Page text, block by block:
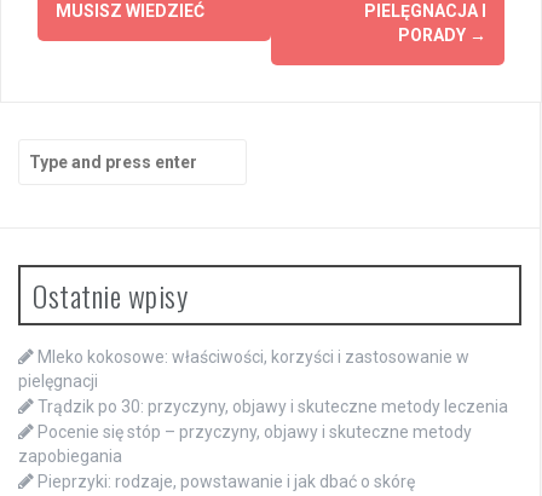
MUSISZ WIEDZIEĆ
PIELĘGNACJA I
PORADY →
Search
for:
Ostatnie wpisy
Mleko kokosowe: właściwości, korzyści i zastosowanie w
pielęgnacji
Trądzik po 30: przyczyny, objawy i skuteczne metody leczenia
Pocenie się stóp – przyczyny, objawy i skuteczne metody
zapobiegania
Pieprzyki: rodzaje, powstawanie i jak dbać o skórę